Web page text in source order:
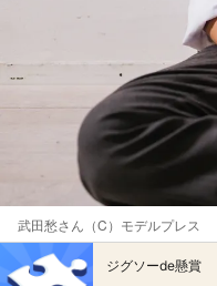
武田愁さん（C）モデルプレス
ジグソーde懸賞